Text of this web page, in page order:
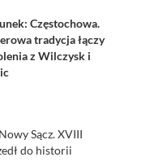
Częstochowa.
tradycja łączy
z Wilczysk i
Sącz. XVIII
do historii